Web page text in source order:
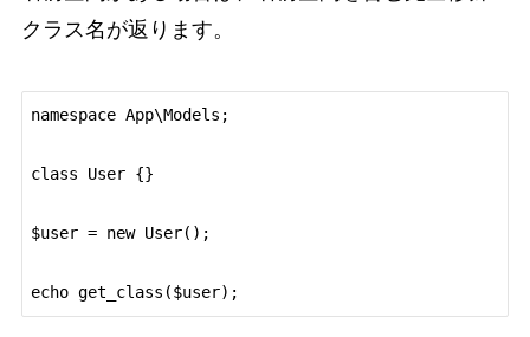
クラス名が返ります。
namespace App\Models;
class User {}
$user = new User();